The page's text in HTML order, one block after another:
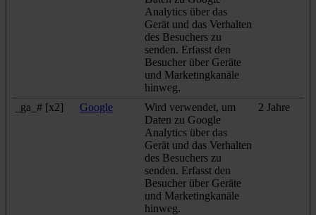
Analytics über das
Gerät und das Verhalten
des Besuchers zu
senden. Erfasst den
Besucher über Geräte
und Marketingkanäle
hinweg.
_ga_# [x2] Google
Wird verwendet, um
Daten zu Google
Analytics über das
Gerät und das Verhalten
des Besuchers zu
senden. Erfasst den
Besucher über Geräte
und Marketingkanäle
hinweg.
2 Jahre